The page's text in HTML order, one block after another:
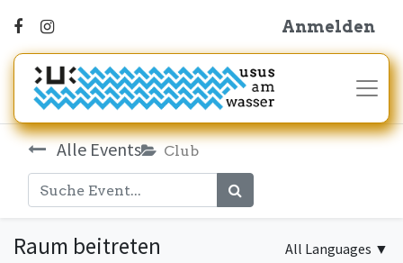
Anmelden
Alle Events Club
Raum beitreten All Languages ▼